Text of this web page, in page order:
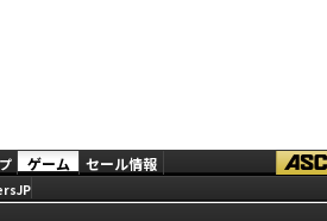
ゲーム セール情報